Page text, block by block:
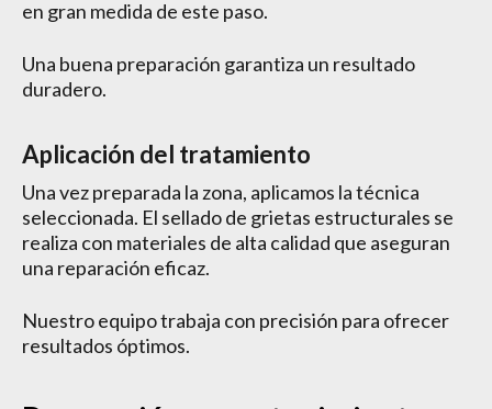
en gran medida de este paso.
Una buena preparación garantiza un resultado
duradero.
Aplicación del tratamiento
Una vez preparada la zona, aplicamos la técnica
seleccionada. El sellado de grietas estructurales se
realiza con materiales de alta calidad que aseguran
una reparación eficaz.
Nuestro equipo trabaja con precisión para ofrecer
resultados óptimos.